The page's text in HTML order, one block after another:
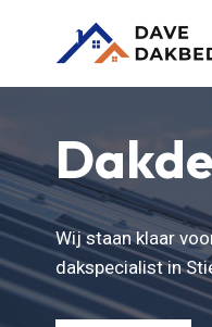
Wij staan klaar
dakspecialist in